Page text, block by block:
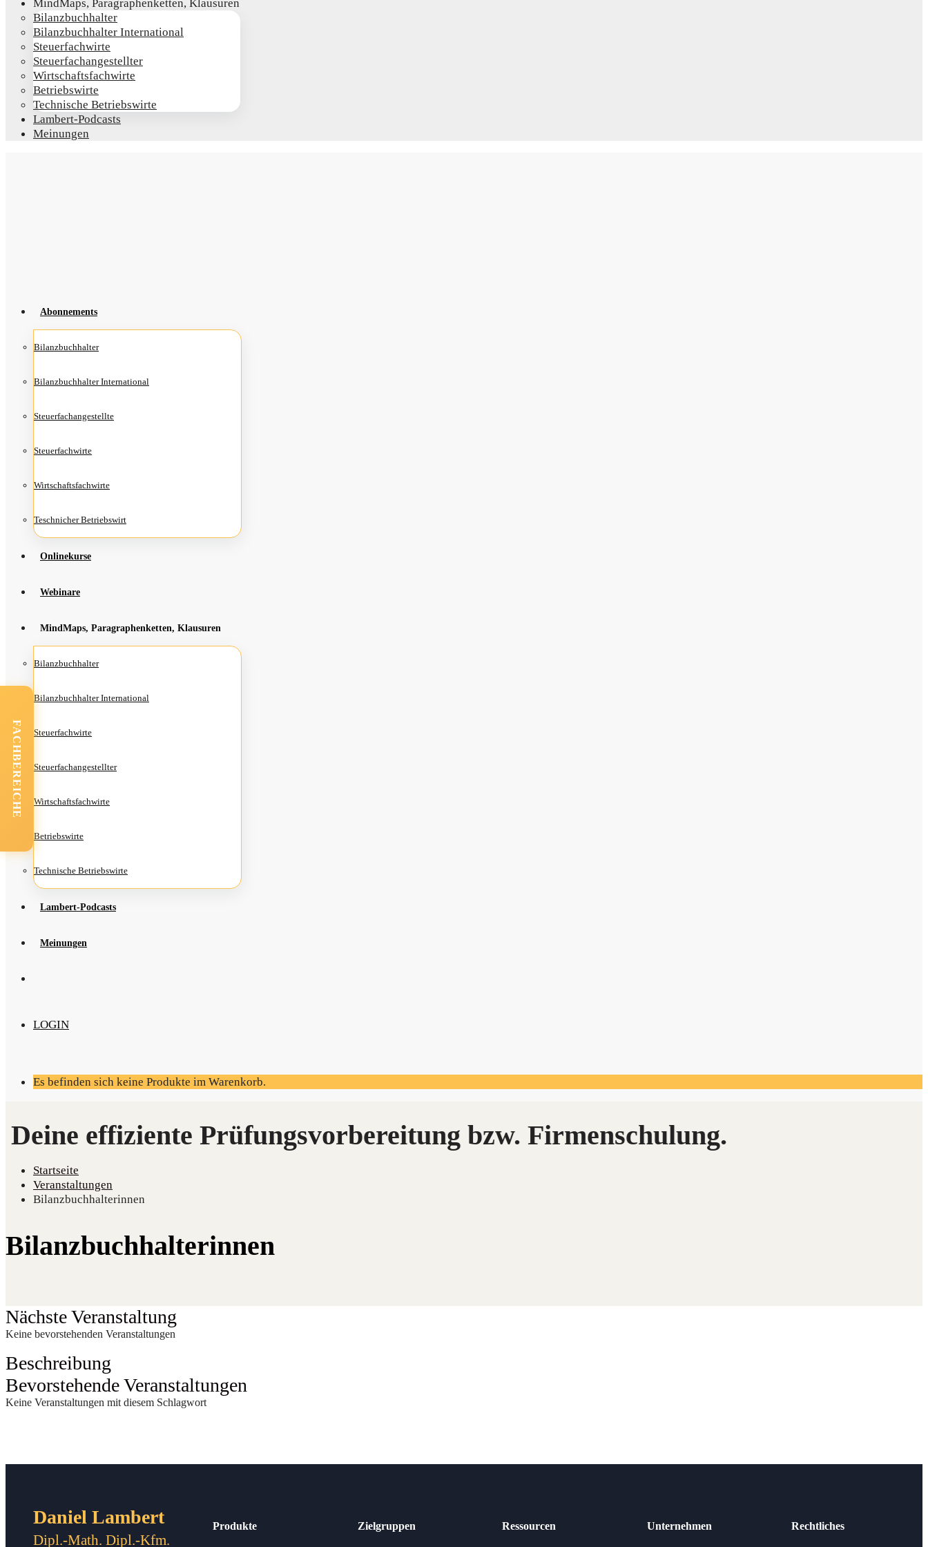
Mind­Maps, Para­gra­phen­ket­ten, Klausuren
Bilanz­buch­hal­ter
Bilanz­buch­hal­ter International
Steu­er­fach­wir­te
Steu­er­fach­an­ge­stell­ter
Wirt­schafts­fach­wir­te
Betriebs­wir­te
Tech­ni­sche Betriebswirte
Lam­­bert-Pod­­casts
Mei­nun­gen
Abon­ne­ments
Bilanz­buch­hal­ter
Bilanz­buch­hal­ter International
Steu­er­fach­an­ge­stell­te
Steu­er­fach­wir­te
Wirt­schafts­fach­wir­te
Teschni­cher Betriebswirt
Online­kur­se
Web­i­na­re
Mind­Maps, Para­gra­phen­ket­ten, Klausuren
Bilanz­buch­hal­ter
Bilanz­buch­hal­ter International
Steu­er­fach­wir­te
Steu­er­fach­an­ge­stell­ter
Wirt­schafts­fach­wir­te
Betriebs­wir­te
Tech­ni­sche Betriebswirte
Lam­­bert-Pod­­casts
Mei­nun­gen
LOGIN
Es befinden sich keine Produkte im Warenkorb.
Startseite
Ver­an­stal­tun­gen
Bilanzbuchhalterinnen
Bilanz­buch­hal­te­rin­nen
Nächste Veranstaltung
Keine bevorstehenden Veranstaltungen
Beschreibung
Bevorstehende Veranstaltungen
Keine Veranstaltungen mit diesem Schlagwort
Daniel Lambert
Dipl.-Math. Dipl.-Kfm.
Produkte Zielgruppen Ressourcen Unternehmen Rechtliches
FACHBEREICHE